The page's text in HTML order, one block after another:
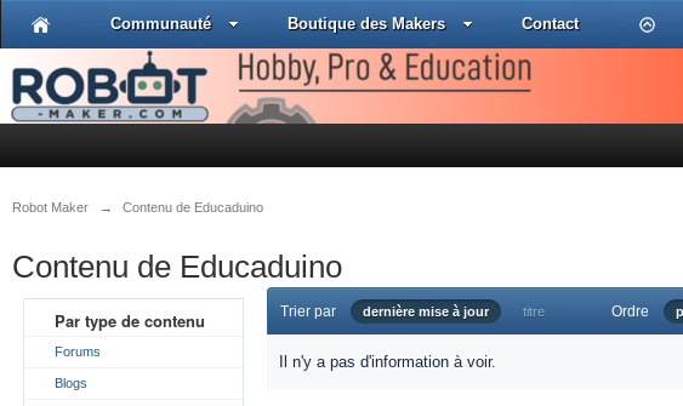
Communauté Boutique des Makers Contact
Robot Maker → Contenu de Educaduino
Contenu de Educaduino
Par type de contenu
Forums
Blogs
Trier par dernière mise à jour titre Ordre
Il n'y a pas d'information à voir.